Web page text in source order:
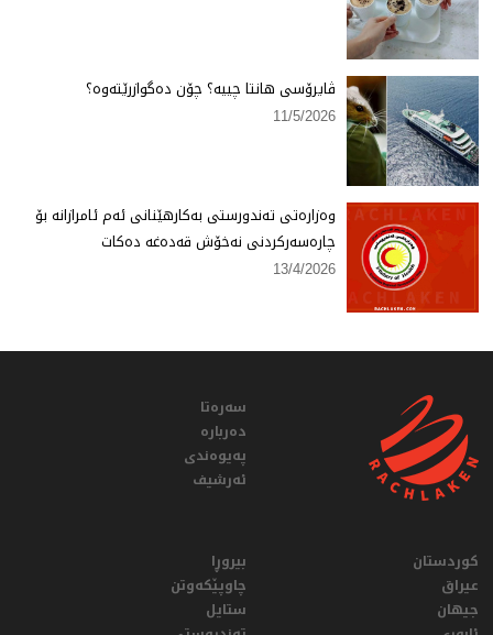
ڤایرۆسی هانتا چییە؟ چۆن دەگوازرێتەوە؟
11/5/2026
وەزارەتی تەندورستی بەكارهێنانی ئەم ئامرازانە بۆ
چارەسەركردنی نەخۆش قەدەغە دەكات
13/4/2026
سەرەتا
دەربارە
پەیوەندی
ئەرشیف
کوردستان
عيراق
جیهان
بیروڕا
چاوپێکەوتن
ستایل